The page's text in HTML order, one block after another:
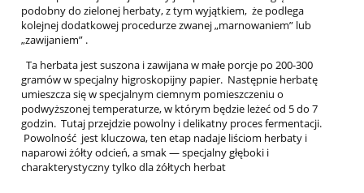
podobny do zielonej herbaty, z tym wyjątkiem, że podlega
kolejnej dodatkowej procedurze zwanej „marnowaniem” lub
„zawijaniem” .
Ta herbata jest suszona i zawijana w małe porcje po 200-300
gramów w specjalny higroskopijny papier. Następnie herbatę
umieszcza się w specjalnym ciemnym pomieszczeniu o
podwyższonej temperaturze, w którym będzie leżeć od 5 do 7
godzin. Tutaj przejdzie powolny i delikatny proces fermentacji.
Powolność jest kluczowa, ten etap nadaje liściom herbaty i
naparowi żółty odcień, a smak — specjalny głęboki i
charakterystyczny tylko dla żółtych herbat